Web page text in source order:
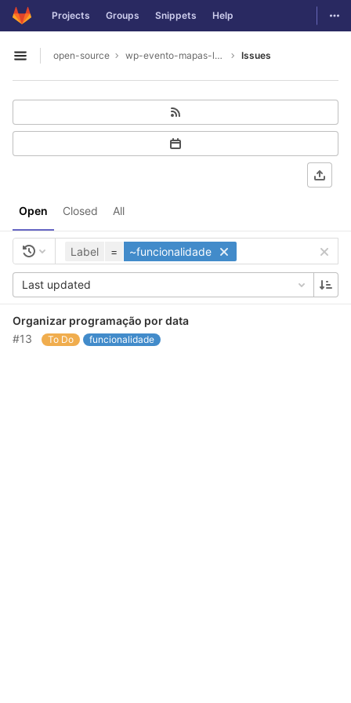
Skip to content
GitLab Projects Groups Snippets Help
Open sidebar
open-source wp-evento-mapas-legacy Issues
Open Closed All
Label = ~funcionalidade
Last updated
Organizar programação por data
#13
To Do funcionalidade